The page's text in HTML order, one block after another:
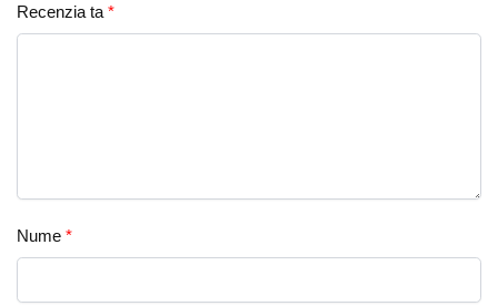
Recenzia ta *
Nume *